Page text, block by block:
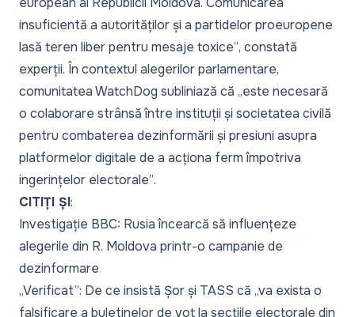
insuficientă a autorităților și a partidelor proeuropene
lasă teren liber pentru mesaje toxice”, constată
experții. În contextul alegerilor parlamentare,
comunitatea WatchDog subliniază că „este necesară
o colaborare strânsă între instituții și societatea civilă
pentru combaterea dezinformării și presiuni asupra
platformelor digitale de a acționa ferm împotriva
ingerințelor electorale”.
CITIȚI ȘI:
Investigație BBC: Rusia încearcă să influențeze
alegerile din R. Moldova printr-o campanie de
dezinformare
„Verificat”: De ce insistă Șor și TASS că „va exista o
falsificare a buletinelor de vot la secțiile electorale din